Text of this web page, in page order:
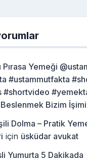
Pırasa Yemeği
#ustammutfakta
#shortvideo
Bizim
Dolma – Pratik
için üsküdar avukat
Yumurta 5 Dakikada